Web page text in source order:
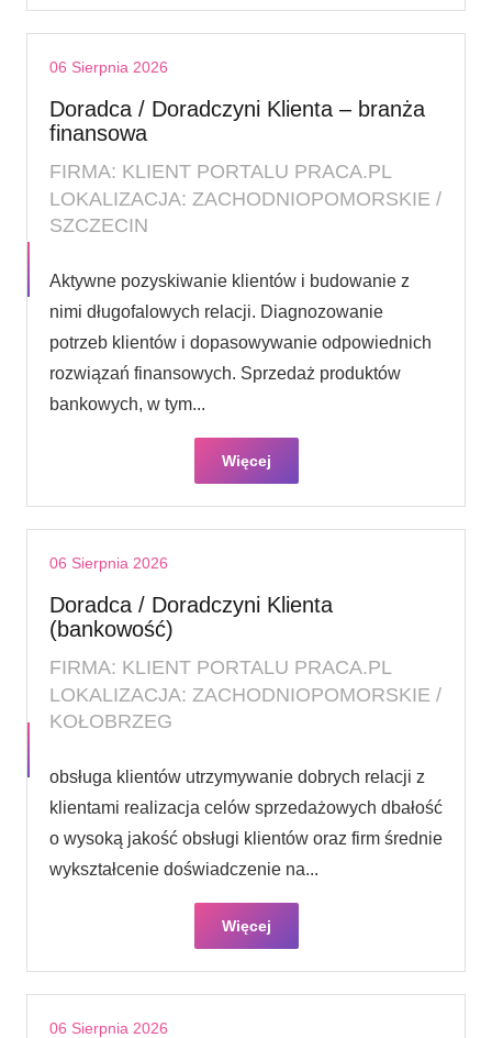
06 Sierpnia 2026
Doradca / Doradczyni Klienta – branża
finansowa
FIRMA: KLIENT PORTALU PRACA.PL
LOKALIZACJA: ZACHODNIOPOMORSKIE /
SZCZECIN
Aktywne pozyskiwanie klientów i budowanie z
nimi długofalowych relacji. Diagnozowanie
potrzeb klientów i dopasowywanie odpowiednich
rozwiązań finansowych. Sprzedaż produktów
bankowych, w tym...
Więcej
06 Sierpnia 2026
Doradca / Doradczyni Klienta
(bankowość)
FIRMA: KLIENT PORTALU PRACA.PL
LOKALIZACJA: ZACHODNIOPOMORSKIE /
KOŁOBRZEG
obsługa klientów utrzymywanie dobrych relacji z
klientami realizacja celów sprzedażowych dbałość
o wysoką jakość obsługi klientów oraz firm średnie
wykształcenie doświadczenie na...
Więcej
06 Sierpnia 2026